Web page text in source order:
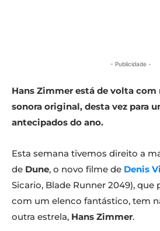
- Publicidade -
Hans Zimmer está de volta com
sonora original, desta vez para
antecipados do ano.
Esta semana tivemos direito a
de Dune, o novo filme de Denis
Sicario, Blade Runner 2049), que
com um elenco fantástico, tem
outra estrela, Hans Zimmer.